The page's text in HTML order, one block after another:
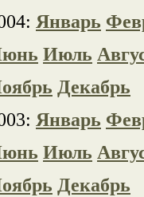
Январь
Июль
Декабрь
Январь
Июль
Декабрь